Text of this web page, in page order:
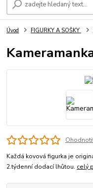
Úvod FIGURKY A SOŠKY
Každá kovová figurka je
2.týdenní dodací lhůtou. celý